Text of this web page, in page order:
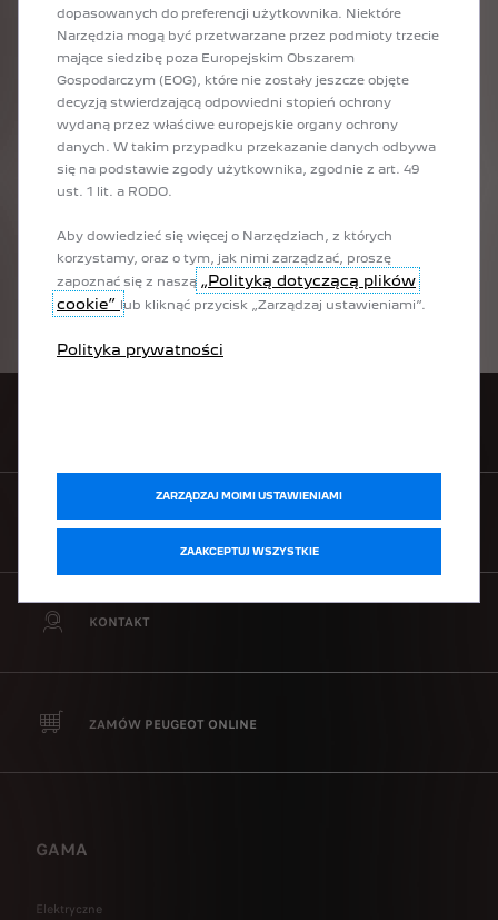
Możesz wybrać silnik elektryczny jeśli jest dostępny dla wybranego
poziomu wyposażenia Peugeot Rifter. Jeśli wolisz silnik spalinowy, są
dostępne jednostki BlueHDi i PureTech.
STYLISTYKA I TECHNOLOGIE
W zależności od wybranej wersji masz możliwość dobrania elementów
stylistycznych oraz technologii.
Jeśli chodzi o stylistykę, oferujemy różne obręcze kół, wykończenie
A jeśli chodzi o technologie, niektóre z wybranych wersji mają w
standardowym wyposażeniu takie technologie jak Peugeot i-Cockpit 3D,
system Night-Vision, Peugeot Drive Assist Plus itd.
WYMIARY PEUGEOT RIFTER
długości, 1848 mm szerokości i 1874 mm wysokości.
CENNIKI
KONTAKT
ZAMÓW PEUGEOT ONLINE
GAMA
Elektryczne
dopasowanych do preferencji użytkownika. Niektóre
Narzędzia mogą być przetwarzane przez podmioty trzecie
mające siedzibę poza Europejskim Obszarem
Gospodarczym (EOG), które nie zostały jeszcze objęte
decyzją stwierdzającą odpowiedni stopień ochrony
wydaną przez właściwe europejskie organy ochrony
danych. W takim przypadku przekazanie danych odbywa
się na podstawie zgody użytkownika, zgodnie z art. 49
ust. 1 lit. a RODO.
Aby dowiedzieć się więcej o Narzędziach, z których
korzystamy, oraz o tym, jak nimi zarządzać, proszę
zapoznać się z naszą „Polityką dotyczącą plików
cookie” lub kliknąć przycisk „Zarządzaj ustawieniami”.
Polityka prywatności
ZARZĄDZAJ MOIMI USTAWIENIAMI
ZAAKCEPTUJ WSZYSTKIE